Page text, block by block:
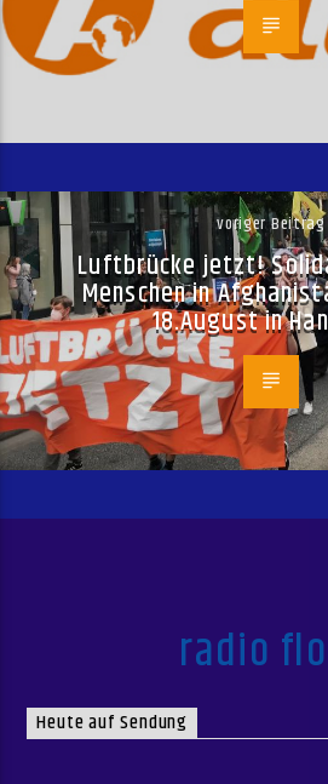
voriger Beitrag
Luftbrücke jetzt!
Menschen in
18.August in
radio
Heute auf Sendung